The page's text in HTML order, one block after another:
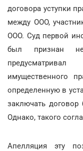
договора уступки
между ООО,
ООО. Суд первой
был признан
имущественного
определенную в
заключать договор
Однако, такого
Апелляция эту